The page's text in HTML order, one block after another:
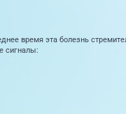
время эта болезнь
сигналы: